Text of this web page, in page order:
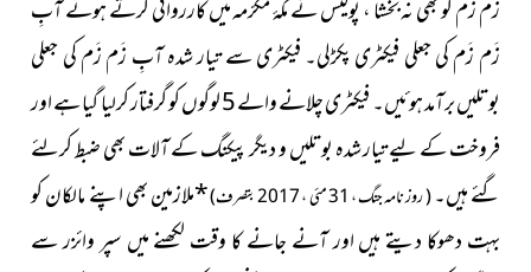
زَم زَم کو بھی نہ بخشا ، پولیس نے مکّۂ مکرّمہ میں کارروائی کرتے ہوئے آبِ
زَم زَم کی جعلی فیکٹری پکڑلی۔ فیکٹری سے تیار شدہ آبِ زَم زَم کی جعلی
بوتلیں برآمد ہوئیں۔ فیکٹری چلانے والے 5 لوگوں کو گرفتار کرلیا گیا ہے اور
فروخت کے لیے تیار شدہ بوتلیں و دیگر پیکنگ کے آلات بھی ضبط کرلئے
گئے ہیں۔( روز نامہ جنگ ، 31 مئی ، 2017 بتصرف) *ملازمین بھی اپنے مالکان کو
بہت دھوکا دیتے ہیں اور آنے جانے کا وقت لکھنے میں سپر وائزر سے